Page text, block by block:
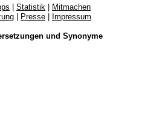
Statistik
Mitmachen
Presse Impressum
und Synonyme